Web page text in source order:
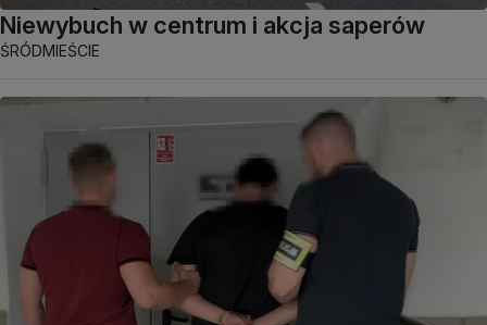
Niewybuch w centrum i akcja saperów
ŚRÓDMIEŚCIE